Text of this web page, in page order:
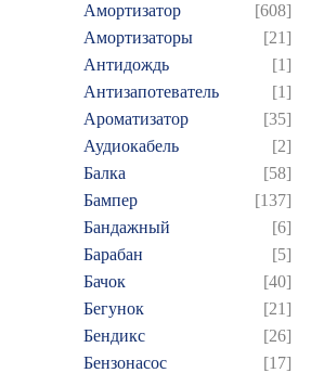
Амортизатор
[608]
Амортизаторы
[21]
Антидождь
[1]
Антизапотеватель
[1]
Ароматизатор
[35]
Аудиокабель
[2]
Балка
[58]
Бампер
[137]
Бандажный
[6]
Барабан
[5]
Бачок
[40]
Бегунок
[21]
Бендикс
[26]
Бензонасос
[17]